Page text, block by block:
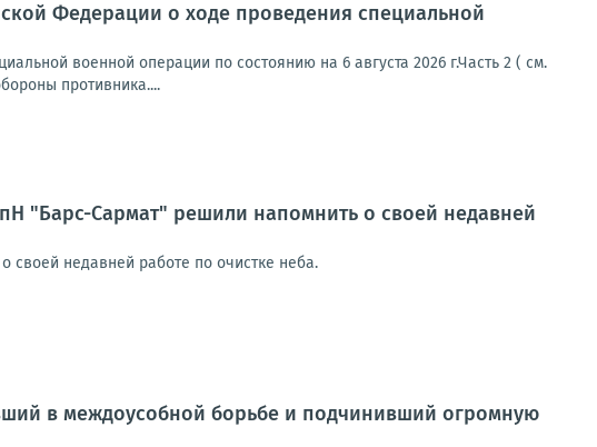
Федерации о ходе проведения специальной
военной операции по состоянию на 6 августа 2026 г.Часть 2 ( см.
противника....
"Барс-Сармат" решили напомнить о своей недавней
недавней работе по очистке неба.
в междоусобной борьбе и подчинивший огромную